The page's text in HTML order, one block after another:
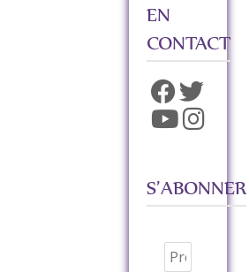
EN
CONTACT
S’ABONNER